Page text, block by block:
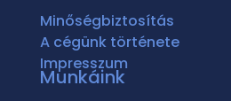
Minőségbiztosítás
A cégünk története
Impresszum
Munkáink